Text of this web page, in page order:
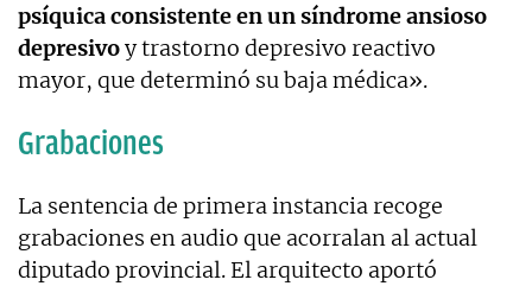
psíquica consistente en un síndrome ansioso
depresivoy trastorno depresivo reactivo
mayor, que determinó su baja médica».
Grabaciones
La sentencia de primera instancia recoge
grabaciones en audio que acorralan al actual
diputado provincial. El arquitecto aportó